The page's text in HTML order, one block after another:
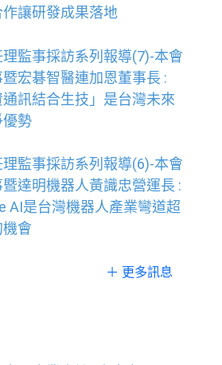
作讓研發成果落地
監事採訪系列報導(7)-本會
宏碁智醫連加恩董事長 :
通訊結合生技」是台灣未來
優勢
監事採訪系列報導(6)-本會
達明機器人黃識忠營運長 :
AI是台灣機器人產業彎道超
會
＋ 更多訊息